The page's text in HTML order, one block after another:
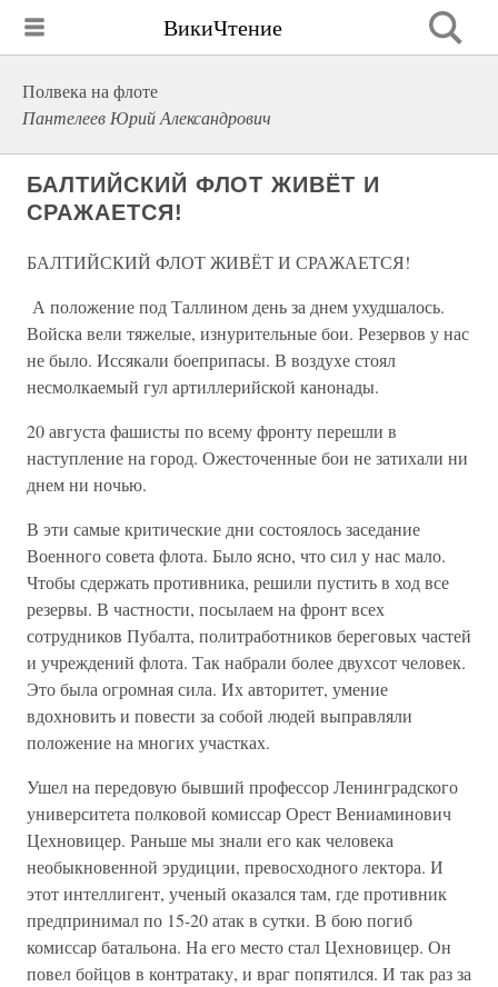
ВикиЧтение
Полвека на флоте
Пантелеев Юрий Александрович
БАЛТИЙСКИЙ ФЛОТ ЖИВЁТ И
СРАЖАЕТСЯ!
БАЛТИЙСКИЙ ФЛОТ ЖИВЁТ И СРАЖАЕТСЯ!
А положение под Таллином день за днем ухудшалось.
Войска вели тяжелые, изнурительные бои. Резервов у нас
не было. Иссякали боеприпасы. В воздухе стоял
несмолкаемый гул артиллерийской канонады.
20 августа фашисты по всему фронту перешли в
наступление на город. Ожесточенные бои не затихали ни
днем ни ночью.
В эти самые критические дни состоялось заседание
Военного совета флота. Было ясно, что сил у нас мало.
Чтобы сдержать противника, решили пустить в ход все
резервы. В частности, посылаем на фронт всех
сотрудников Пубалта, политработников береговых частей
и учреждений флота. Так набрали более двухсот человек.
Это была огромная сила. Их авторитет, умение
вдохновить и повести за собой людей выправляли
положение на многих участках.
Ушел на передовую бывший профессор Ленинградского
университета полковой комиссар Орест Вениаминович
Цехновицер. Раньше мы знали его как человека
необыкновенной эрудиции, превосходного лектора. И
этот интеллигент, ученый оказался там, где противник
предпринимал по 15-20 атак в сутки. В бою погиб
комиссар батальона. На его место стал Цехновицер. Он
повел бойцов в контратаку, и враг попятился. И так раз за